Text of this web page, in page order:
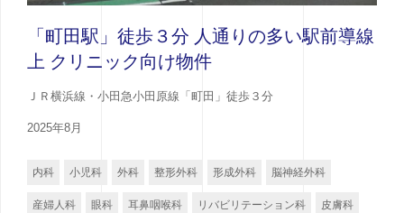
「町田駅」徒歩３分 人通りの多い駅前導線
上 クリニック向け物件
ＪＲ横浜線・小田急小田原線「町田」徒歩３分
2025年8月
内科 小児科 外科 整形外科 形成外科 脳神経外科
産婦人科 眼科 耳鼻咽喉科 リバビリテーション科 皮膚科